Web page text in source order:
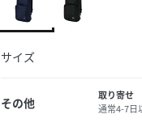
サイズ
その他
取り寄せ
通常4-7日